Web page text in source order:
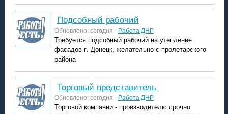
подсобный рабочий
Обновлено: сегодня - Работа ДНР
Требуется подсобный рабочий на утепление
фасадов г. Донецк, желательно с пролетарского
района
торговый представитель
Обновлено: сегодня - Работа ДНР
Торговой компании - производителю срочно